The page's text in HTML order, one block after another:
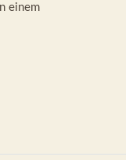
einem